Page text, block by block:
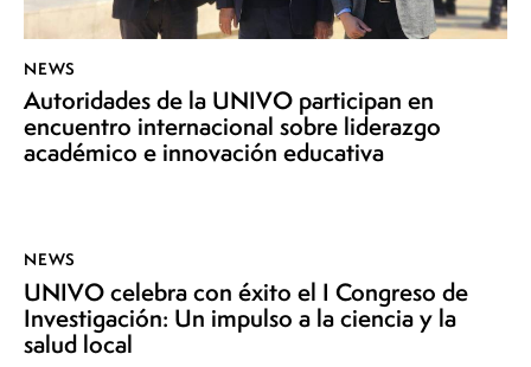
NEWS
Autoridades de la UNIVO participan en
encuentro internacional sobre liderazgo
académico e innovación educativa
NEWS
UNIVO celebra con éxito el I Congreso de
Investigación: Un impulso a la ciencia y la
salud local